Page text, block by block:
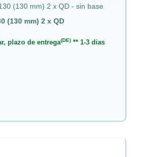
(130 mm) 2 x QD - sin base
(130 mm) 2 x QD
plazo de entrega(DE)** 1-3 dias